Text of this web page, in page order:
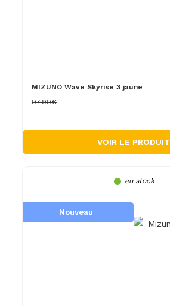
MIZUNO Wave Skyrise 3 jaune
97.99€
VOIR LE PRODUIT
en stock
Nouveau